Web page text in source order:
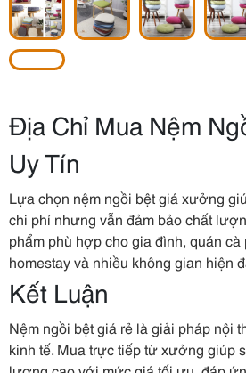
Địa Chỉ Mua Nệm
Uy Tín
Lựa chọn nệm ngồi bệt giá xưởng
chi phí nhưng vẫn đảm bảo chất
phẩm phù hợp cho gia đình, quán cà
homestay và nhiều không gian hiện
Kết Luận
Nệm ngồi bệt giá rẻ là giải pháp nội
kinh tế. Mua trực tiếp từ xưởng giúp